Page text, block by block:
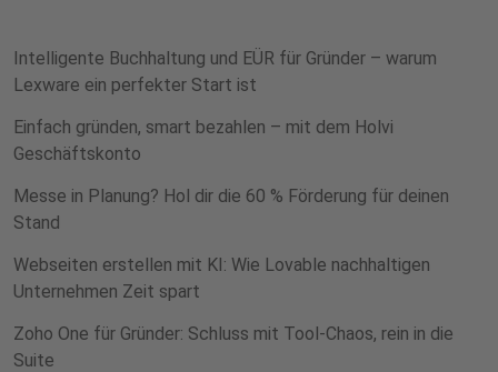
Intelligente Buchhaltung und EÜR für Gründer – warum
Lexware ein perfekter Start ist
Einfach gründen, smart bezahlen – mit dem Holvi
Geschäftskonto
Messe in Planung? Hol dir die 60 % Förderung für deinen
Stand
Webseiten erstellen mit KI: Wie Lovable nachhaltigen
Unternehmen Zeit spart
Zoho One für Gründer: Schluss mit Tool-Chaos, rein in die
Suite